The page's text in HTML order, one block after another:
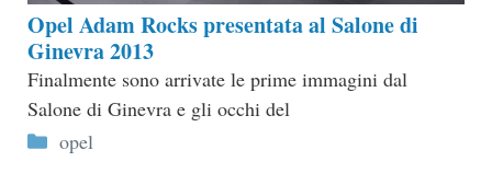
Opel Adam Rocks presentata al Salone di
Ginevra 2013
Finalmente sono arrivate le prime immagini dal
Salone di Ginevra e gli occhi del
Categorie
opel